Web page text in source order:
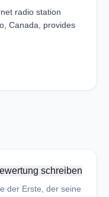
radio station
Canada, provides
schreiben
der Erste, der seine